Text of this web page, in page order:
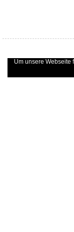
Um unsere Webseite